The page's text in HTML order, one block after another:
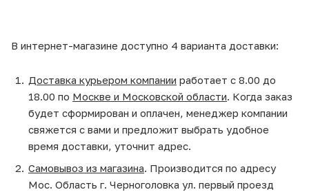
В интернет-магазине доступно 4 варианта доставки:
Доставка курьером компании работает с 8.00 до
18.00 по Москве и Московской области. Когда заказ
будет сформирован и оплачен, менеджер компании
свяжется с вами и предложит выбрать удобное
время доставки, уточнит адрес.
Самовывоз из магазина. Производится по адресу
Мос. Область г. Черноголовка ул. первый проезд